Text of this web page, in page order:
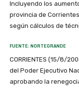
Incluyendo los
provincia de
según cálculos de
FUENTE: NORTEGRANDE
CORRIENTES (15/8/
del Poder Ejecutivo
aprobando la